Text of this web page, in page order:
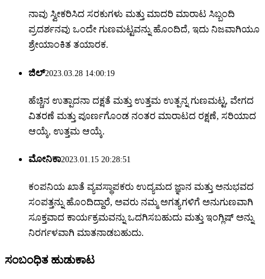
ನಾವು ಸ್ವೀಕರಿಸಿದ ಸರಕುಗಳು ಮತ್ತು ಮಾದರಿ ಮಾರಾಟ ಸಿಬ್ಬಂದಿ
ಪ್ರದರ್ಶನವು ಒಂದೇ ಗುಣಮಟ್ಟವನ್ನು ಹೊಂದಿದೆ, ಇದು ನಿಜವಾಗಿಯೂ
ಶ್ರೇಯಾಂಕಿತ ತಯಾರಕ.
ಜಿಲ್2023.03.28 14:00:19
ಹೆಚ್ಚಿನ ಉತ್ಪಾದನಾ ದಕ್ಷತೆ ಮತ್ತು ಉತ್ತಮ ಉತ್ಪನ್ನ ಗುಣಮಟ್ಟ, ವೇಗದ
ವಿತರಣೆ ಮತ್ತು ಪೂರ್ಣಗೊಂಡ ನಂತರ ಮಾರಾಟದ ರಕ್ಷಣೆ, ಸರಿಯಾದ
ಆಯ್ಕೆ, ಉತ್ತಮ ಆಯ್ಕೆ.
ಮೋನಿಕಾ2023.01.15 20:28:51
ಕಂಪನಿಯ ಖಾತೆ ವ್ಯವಸ್ಥಾಪಕರು ಉದ್ಯಮದ ಜ್ಞಾನ ಮತ್ತು ಅನುಭವದ
ಸಂಪತ್ತನ್ನು ಹೊಂದಿದ್ದಾರೆ, ಅವರು ನಮ್ಮ ಅಗತ್ಯಗಳಿಗೆ ಅನುಗುಣವಾಗಿ
ಸೂಕ್ತವಾದ ಕಾರ್ಯಕ್ರಮವನ್ನು ಒದಗಿಸಬಹುದು ಮತ್ತು ಇಂಗ್ಲಿಷ್ ಅನ್ನು
ನಿರರ್ಗಳವಾಗಿ ಮಾತನಾಡಬಹುದು.
ಸಂಬಂಧಿತ ಹುಡುಕಾಟ